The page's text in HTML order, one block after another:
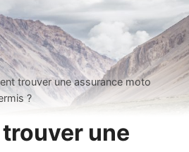
trouver une assurance moto
?
une